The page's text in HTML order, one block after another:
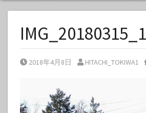
Posted on
2018年4月8日 Posted by
HITACHI_TOKIWA1